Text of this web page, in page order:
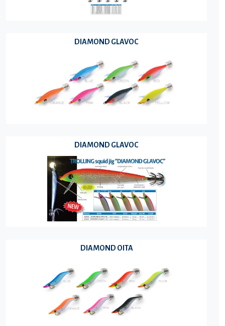
DIAMOND GLAVOC
DIAMOND GLAVOC
DIAMOND OITA